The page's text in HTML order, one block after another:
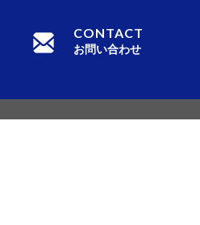
CONTACT
お問い合わせ